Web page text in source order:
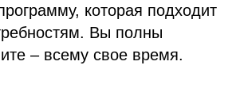
которая подходит
Вы полны
– всему свое время.